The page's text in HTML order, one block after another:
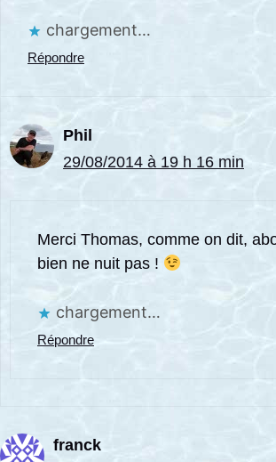
chargement…
Répondre
Phil
29/08/2014 à 19 h 16 min
Merci Thomas, comme on dit,
bien ne nuit pas !
chargement…
Répondre
franck